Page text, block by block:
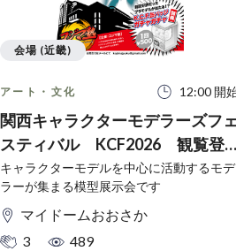
アート・文化 12:00 開
関西キャラクターモデラーズフ
スティバル KCF2026 観覧登
録チケット（無料）
キャラクターモデルを中心に活動するモデ
ラーが集まる模型展示会です
マイドームおおさか
3
489
会場 (近畿)